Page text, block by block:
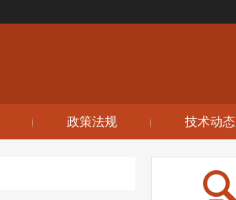
政策法规 技术动态